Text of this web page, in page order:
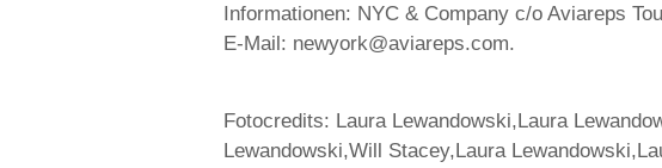
Informationen: NYC & Company c/o Aviareps
E-Mail: newyork@aviareps.com.
Fotocredits: Laura Lewandowski,Laura
Lewandowski,Will Stacey,Laura